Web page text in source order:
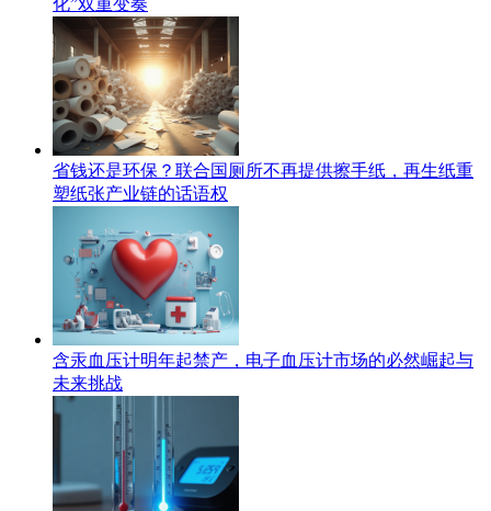
化”双重变奏
省钱还是环保？联合国厕所不再提供擦手纸，再生纸重
塑纸张产业链的话语权
含汞血压计明年起禁产，电子血压计市场的必然崛起与
未来挑战